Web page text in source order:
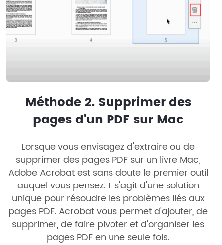
Méthode 2. Supprimer des
pages d'un PDF sur Mac
Lorsque vous envisagez d'extraire ou de
supprimer des pages PDF sur un livre Mac,
Adobe Acrobat est sans doute le premier outil
auquel vous pensez. Il s'agit d'une solution
unique pour résoudre les problèmes liés aux
pages PDF. Acrobat vous permet d'ajouter, de
supprimer, de faire pivoter et d'organiser les
pages PDF en une seule fois.